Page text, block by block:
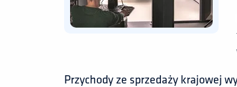
Przychody ze sprzedaży krajowej